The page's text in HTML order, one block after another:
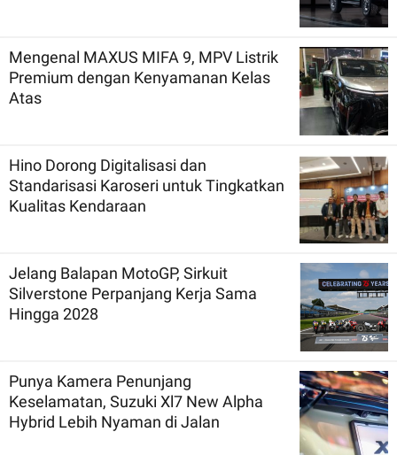
Mengenal MAXUS MIFA 9, MPV Listrik
Premium dengan Kenyamanan Kelas
Atas
Hino Dorong Digitalisasi dan
Standarisasi Karoseri untuk Tingkatkan
Kualitas Kendaraan
Jelang Balapan MotoGP, Sirkuit
Silverstone Perpanjang Kerja Sama
Hingga 2028
Punya Kamera Penunjang
Keselamatan, Suzuki Xl7 New Alpha
Hybrid Lebih Nyaman di Jalan